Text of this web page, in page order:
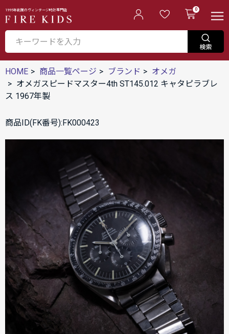
1995年創業のヴィンテージ時計専門店 0
HOME 商品一覧ページ ブランド
オメガ
オメガスピードマスター4th ST145.012 キャタピラブレ
ス 1967年製
商品ID(FK番号):FK000423